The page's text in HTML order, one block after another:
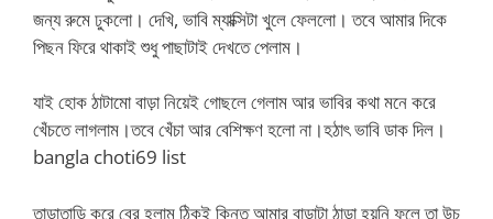
জন্য রুমে ঢুকলো। দেখি, ভাবি ম্যাক্সিটা খুলে ফেললো। তবে আমার দিকে
পিছন ফিরে থাকাই শুধু পাছাটাই দেখতে পেলাম।
যাই হোক ঠাটামো বাড়া নিয়েই গোছলে গেলাম আর ভাবির কথা মনে করে
খেঁচতে লাগলাম।তবে খেঁচা আর বেশিক্ষণ হলো না।হঠাৎ ভাবি ডাক দিল।
bangla choti69 list
তাড়াতাড়ি করে বের হলাম ঠিকই কিন্তু আমার বাড়াটা ঠান্ডা হয়নি ফলে তা উচু